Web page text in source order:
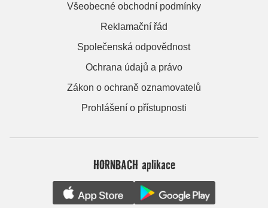
Všeobecné obchodní podmínky
Reklamační řád
Společenská odpovědnost
Ochrana údajů a právo
Zákon o ochraně oznamovatelů
Prohlášení o přístupnosti
HORNBACH aplikace